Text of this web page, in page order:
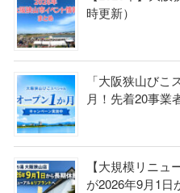
時更新）
「大阪狭山び
月！先着20事業
【大規模リニュ
が2026年9月1日